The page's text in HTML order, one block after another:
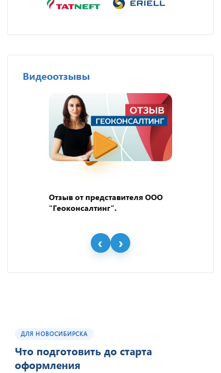
Видеоотзывы
Отзыв от представителя ООО
"Геоконсалтинг".
ДЛЯ НОВОСИБИРСКА
Что подготовить до старта
оформления